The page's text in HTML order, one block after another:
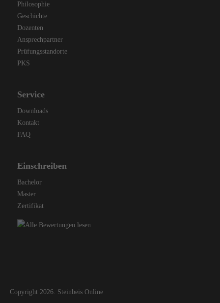
Philosophie
Geschichte
Dozenten
Ansprechpartner
Prüfungsstandorte
PKS
Service
Downloads
Kontakt
FAQ
Einschreiben
Bachelor
Master
Zertifikat
Copyright 2026. Steinbeis Online